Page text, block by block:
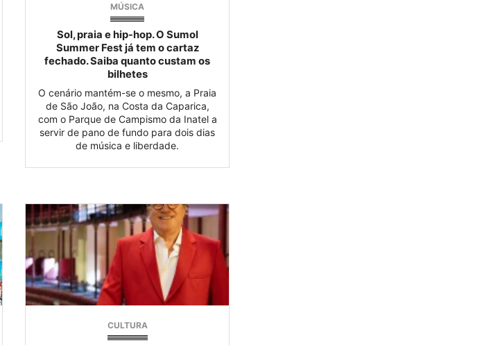
MÚSICA
Sol, praia e hip-hop. O Sumol
Summer Fest já tem o cartaz
fechado. Saiba quanto custam os
bilhetes
O cenário mantém-se o mesmo, a Praia
de São João, na Costa da Caparica,
com o Parque de Campismo da Inatel a
servir de pano de fundo para dois dias
de música e liberdade.
CULTURA